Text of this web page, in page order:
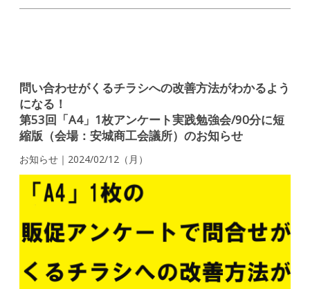
問い合わせがくるチラシへの改善方法がわかるよう
になる！
第53回「A4」1枚アンケート実践勉強会/90分に短
縮版（会場：安城商工会議所）のお知らせ
お知らせ｜2024/02/12（月）